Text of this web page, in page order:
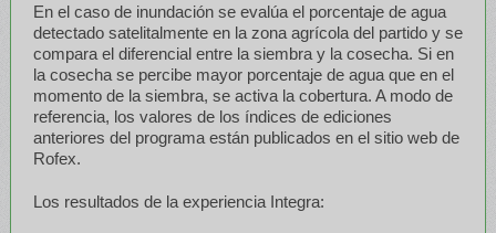
En el caso de inundación se evalúa el porcentaje de agua
detectado satelitalmente en la zona agrícola del partido y se
compara el diferencial entre la siembra y la cosecha. Si en
la cosecha se percibe mayor porcentaje de agua que en el
momento de la siembra, se activa la cobertura. A modo de
referencia, los valores de los índices de ediciones
anteriores del programa están publicados en el sitio web de
Rofex.
Los resultados de la experiencia Integra: